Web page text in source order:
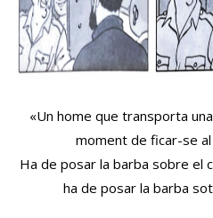
«Un home que transporta
moment de ficar-se
Ha de posar la barba sobre el
ha de posar la barba